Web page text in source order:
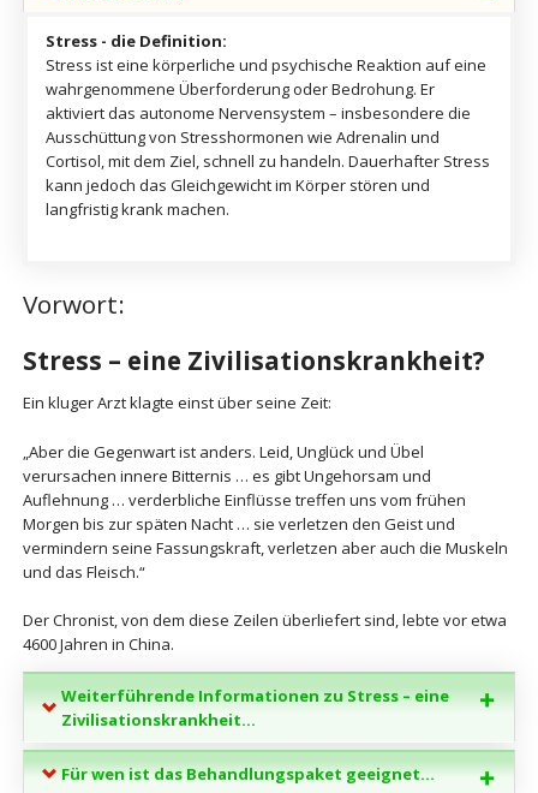
Stress - die Definition:
Stress ist eine körperliche und psychische Reaktion auf eine
wahrgenommene Überforderung oder Bedrohung. Er
aktiviert das autonome Nervensystem – insbesondere die
Ausschüttung von Stresshormonen wie Adrenalin und
Cortisol, mit dem Ziel, schnell zu handeln. Dauerhafter Stress
kann jedoch das Gleichgewicht im Körper stören und
langfristig krank machen.
Vorwort:
Stress – eine Zivilisationskrankheit?
Ein kluger Arzt klagte einst über seine Zeit:
„Aber die Gegenwart ist anders. Leid, Unglück und Übel
verursachen innere Bitternis … es gibt Ungehorsam und
Auflehnung … verderbliche Einflüsse treffen uns vom frühen
Morgen bis zur späten Nacht … sie verletzen den Geist und
vermindern seine Fassungskraft, verletzen aber auch die Muskeln
und das Fleisch.“
Der Chronist, von dem diese Zeilen überliefert sind, lebte vor etwa
4600 Jahren in China.
Weiterführende Informationen zu Stress – eine
Zivilisationskrankheit...
Für wen ist das Behandlungspaket geeignet...